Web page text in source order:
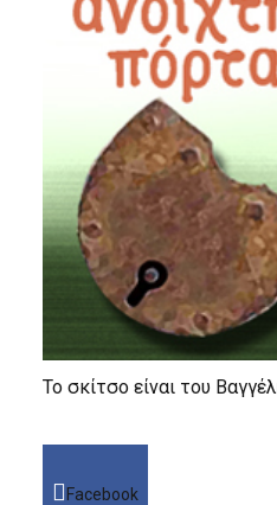
Το σκίτσο είναι του
Facebook